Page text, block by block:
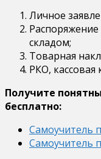
Личное
складом;
Товарная
РКО, кассовая
Получите
бесплатно:
Самоучитель
Самоучитель